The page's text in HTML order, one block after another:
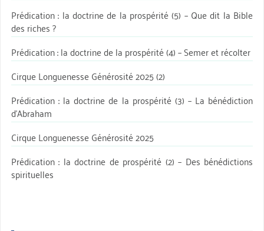
Prédication : la doctrine de la prospérité (5) – Que dit la Bible
des riches ?
Prédication : la doctrine de la prospérité (4) – Semer et récolter
Cirque Longuenesse Générosité 2025 (2)
Prédication : la doctrine de la prospérité (3) – La bénédiction
d’Abraham
Cirque Longuenesse Générosité 2025
Prédication : la doctrine de prospérité (2) – Des bénédictions
spirituelles